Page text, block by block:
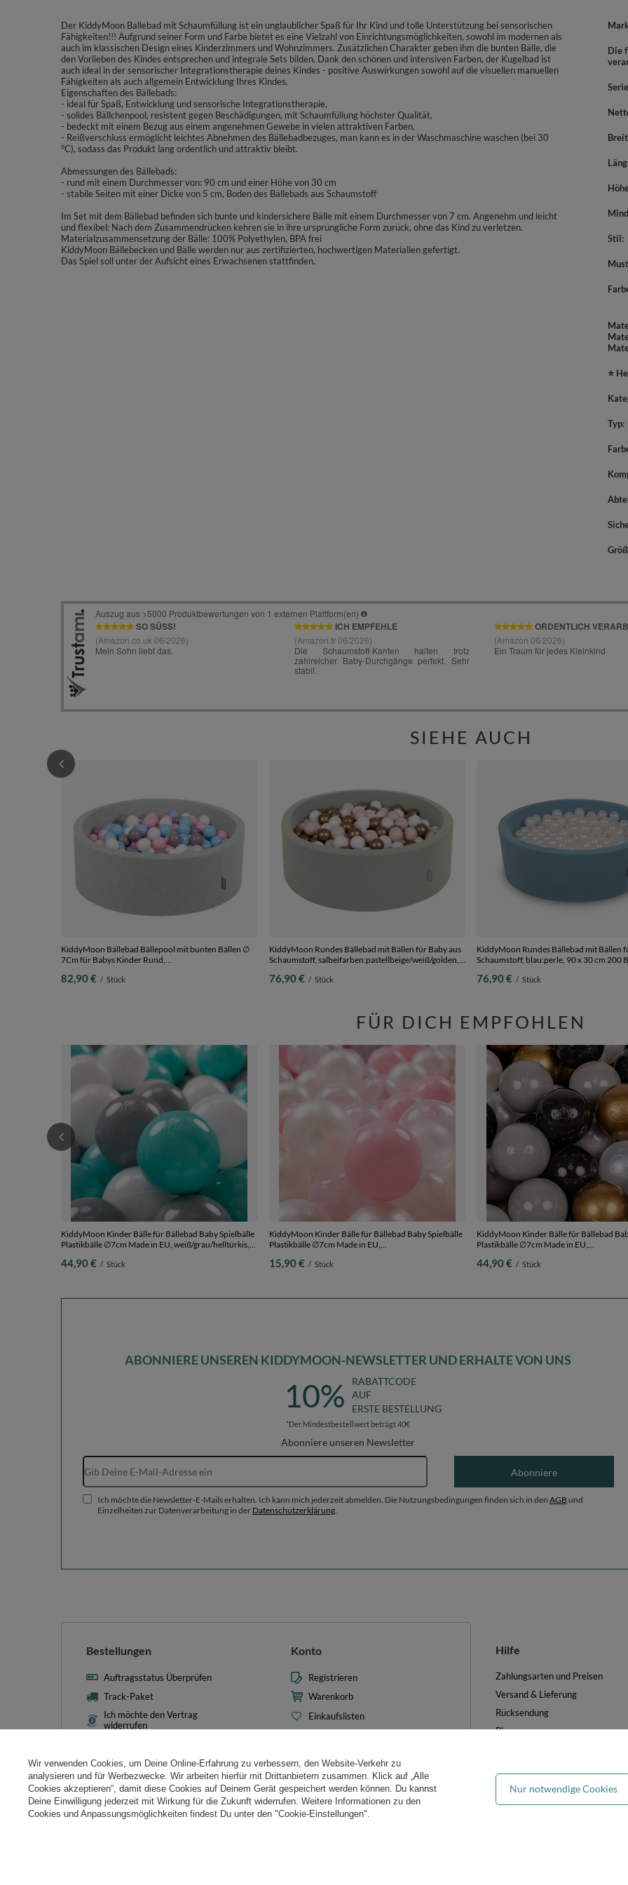
Der KiddyMoon Ballebad mit Schaumfüllung ist ein unglaublicher Spaß für Ihr Kind und tolle Unterstützung bei sensorischen
Fähigkeiten!!! Aufgrund seiner Form und Farbe bietet es eine Vielzahl von Einrichtungsmöglichkeiten, sowohl im modernen als
auch im klassischen Design eines Kinderzimmers und Wohnzimmers. Zusätzlichen Charakter geben ihm die bunten Bälle, die
den Vorlieben des Kindes entsprechen und integrale Sets bilden. Dank den schönen und intensiven Farben, der Kugelbad ist
auch ideal in der sensorischer Integrationstherapie deines Kindes - positive Auswirkungen sowohl auf die visuellen manuellen
Fähigkeiten als auch allgemein Entwicklung Ihres Kindes.
Eigenschaften des Bällebads:
- ideal für Spaß, Entwicklung und sensorische Integrationstherapie,
- solides Bällchenpool, resistent gegen Beschädigungen, mit Schaumfüllung höchster Qualität,
- bedeckt mit einem Bezug aus einem angenehmen Gewebe in vielen attraktiven Farben,
- Reißverschluss ermöglicht leichtes Abnehmen des Bällebadbezuges, man kann es in der Waschmaschine waschen (bei 30
°C), sodass das Produkt lang ordentlich und attraktiv bleibt.
Abmessungen des Bällebads:
- rund mit einem Durchmesser von: 90 cm und einer Höhe von 30 cm
- stabile Seiten mit einer Dicke von 5 cm, Boden des Bällebads aus Schaumstoff
Im Set mit dem Bällebad befinden sich bunte und kindersichere Bälle mit einem Durchmesser von 7 cm. Angenehm und leicht
und flexibel: Nach dem Zusammendrücken kehren sie in ihre ursprüngliche Form zurück, ohne das Kind zu verletzen.
Materialzusammensetzung der Bälle: 100% Polyethylen, BPA frei
KiddyMoon Bällebecken und Bälle werden nur aus zertifizierten, hochwertigen Materialien gefertigt.
Das Spiel soll unter der Aufsicht eines Erwachsenen stattfinden.
Die
Serie
Stil
⭐
Typ
SIEHE AUCH
KiddyMoon Bällebad Bällepool mit bunten Bällen ∅
7Cm für Babys Kinder Rund,
300 Bälle
82,90 € / Stück
KiddyMoon Rundes Bällebad mit Bällen für Baby aus
Schaumstoff, salbeifarben:pastellbeige/weiß/golden,
76,90 € / Stück
KiddyMoon Rundes Bällebad mit Bällen
Schaumstoff, blau:perle, 90 x 30 cm 200
76,90 € / Stück
FÜR DICH EMPFOHLEN
KiddyMoon Kinder Bälle für Bällebad Baby Spielbälle
Plastikbälle ∅7cm Made in EU, weiß/grau/helltürkis,
44,90 € / Stück
KiddyMoon Kinder Bälle für Bällebad Baby Spielbälle
Plastikbälle ∅7cm Made in EU,
15,90 € / Stück
KiddyMoon Kinder Bälle für Bällebad
Plastikbälle ∅7cm Made in EU,
44,90 € / Stück
ABONNIERE UNSEREN KIDDYMOON-NEWSLETTER UND ERHALTE VON UNS
10%
RABATTCODE
AUF
ERSTE BESTELLUNG
*Der Mindestbestellwert beträgt 40€
Abonniere unseren Newsletter
E-Mail-Adresse
Abonniere
Ich möchte die Newsletter-E-Mails erhalten. Ich kann mich jederzeit abmelden. Die Nutzungsbedingungen finden sich in den AGB und
Einzelheiten zur Datenverarbeitung in der Datenschutzerklärung
Bestellungen
Auftragsstatus Überprüfen
Track-Paket
Ich möchte den Vertrag
widerrufen
Konto
Registrieren
Warenkorb
Einkaufslisten
Newsletter
Cookies verwalten
Hilfe
Zahlungsarten und Preisen
Versand & Lieferung
Rücksendung
Blog
Wir verwenden Cookies, um Deine Online-Erfahrung zu verbessern, den Website-Verkehr zu
analysieren und für Werbezwecke. Wir arbeiten hierfür mit Drittanbietern zusammen. Klick auf „Alle
Cookies akzeptieren“, damit diese Cookies auf Deinem Gerät gespeichert werden können. Du kannst
Deine Einwilligung jederzeit mit Wirkung für die Zukunft widerrufen. Weitere Informationen zu den
Cookies und Anpassungsmöglichkeiten findest Du unter den "Cookie-Einstellungen".
Nur notwendige Cookies